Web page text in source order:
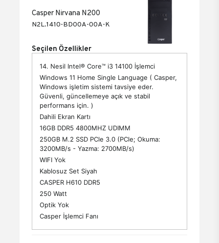
Casper Nirvana N200
N2L.1410-BD00A-00A-K
Seçilen Özellikler
14. Nesil Intel® Core™ i3 14100 İşlemci
Windows 11 Home Single Language ( Casper,
Windows işletim sistemi tavsiye eder.
Güvenli, güncellemeye açık ve stabil
performans için. )
Dahili Ekran Kartı
16GB DDR5 4800MHZ UDIMM
250GB M.2 SSD PCle 3.0 (PCle; Okuma:
3200MB/s - Yazma: 2700MB/s)
WIFI Yok
Kablosuz Set Siyah
CASPER H610 DDR5
250 Watt
Optik Yok
Casper İşlemci Fanı